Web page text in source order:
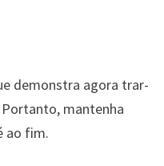
demonstra agora trar-
mantenha
ao fim.